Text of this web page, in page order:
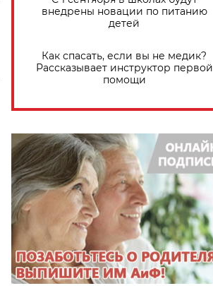
внедрены новации по питанию
детей
Как спасать, если вы не медик?
Рассказывает инструктор первой
помощи